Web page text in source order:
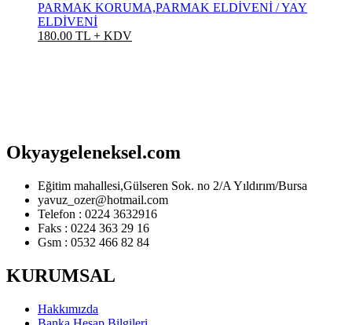
PARMAK KORUMA,PARMAK ELDİVENİ / YAY
ELDİVENİ
180.00 TL + KDV
Okyaygeleneksel.com
Eğitim mahallesi,Gülseren Sok. no 2/A Yıldırım/Bursa
yavuz_ozer@hotmail.com
Telefon : 0224 3632916
Faks : 0224 363 29 16
Gsm : 0532 466 82 84
KURUMSAL
Hakkımızda